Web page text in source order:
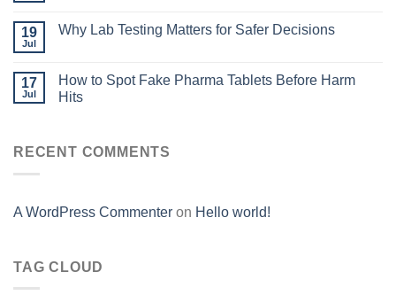
19
Jul
Why Lab Testing Matters for Safer Decisions
17
Jul
How to Spot Fake Pharma Tablets Before Harm
Hits
RECENT COMMENTS
A WordPress Commenter on Hello world!
TAG CLOUD